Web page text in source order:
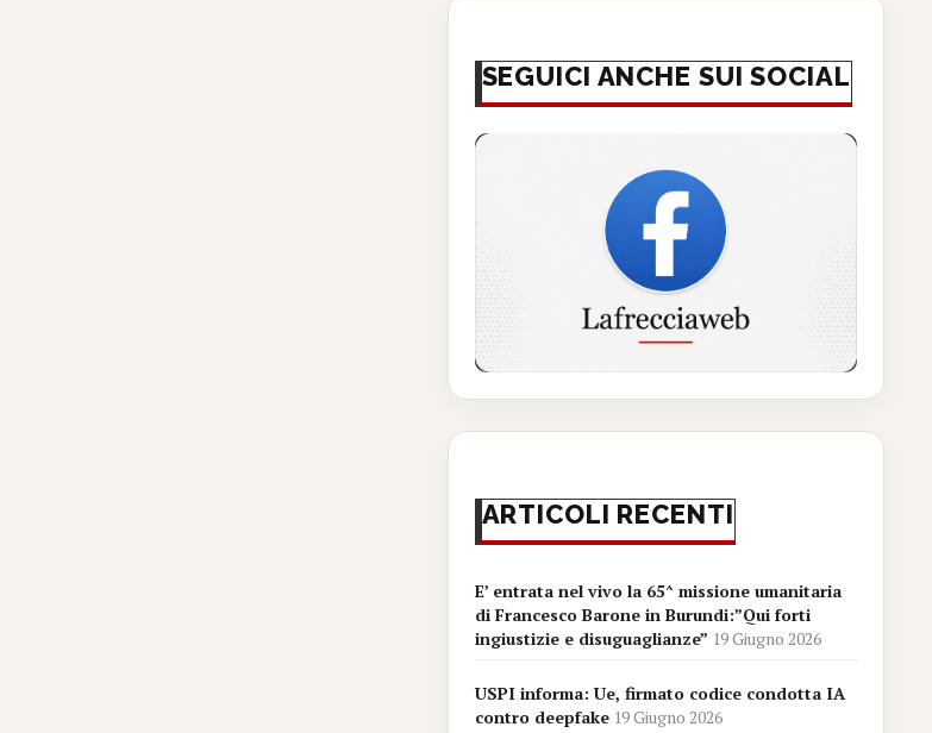
SEGUICI ANCHE SUI SOCIAL
ARTICOLI RECENTI
E’ entrata nel vivo la 65^ missione umanitaria
di Francesco Barone in Burundi:”Qui forti
ingiustizie e disuguaglianze” 19 Giugno 2026
USPI informa: Ue, firmato codice condotta IA
contro deepfake 19 Giugno 2026